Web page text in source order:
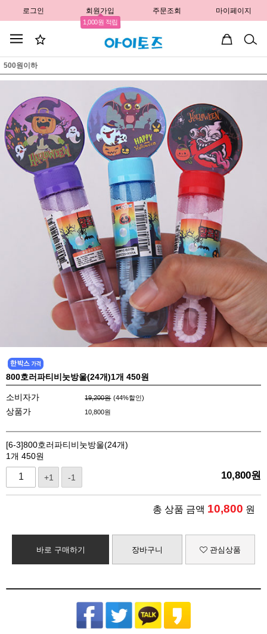
로그인 회원가입
1,000원 적립
주문조회 마이페이지
500원이하
800호러파티비눗방울(24개)1개 450원
소비자가 19,200원 (44%할인)
상품가 10,800원
[6-3]800호러파티비눗방울(24개)
1개 450원
+1 -1 10,800원
총 상품 금액 10,800 원
바로 구매하기 장바구니 관심상품